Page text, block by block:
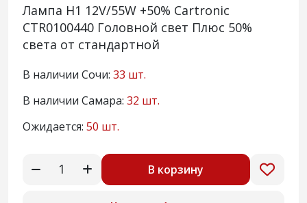
Лампа H1 12V/55W +50% Cartronic
CTR0100440 Головной свет Плюс 50%
света от стандартной
В наличии Сочи: 33 шт.
В наличии Самара: 32 шт.
Ожидается: 50 шт.
В корзину